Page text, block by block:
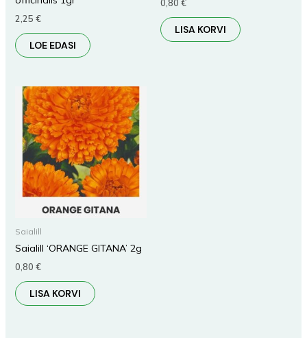
2,25 €
LOE EDASI
0,80 €
LISA KORVI
Saialill
Saialill ‘ORANGE GITANA’ 2g
0,80 €
LISA KORVI